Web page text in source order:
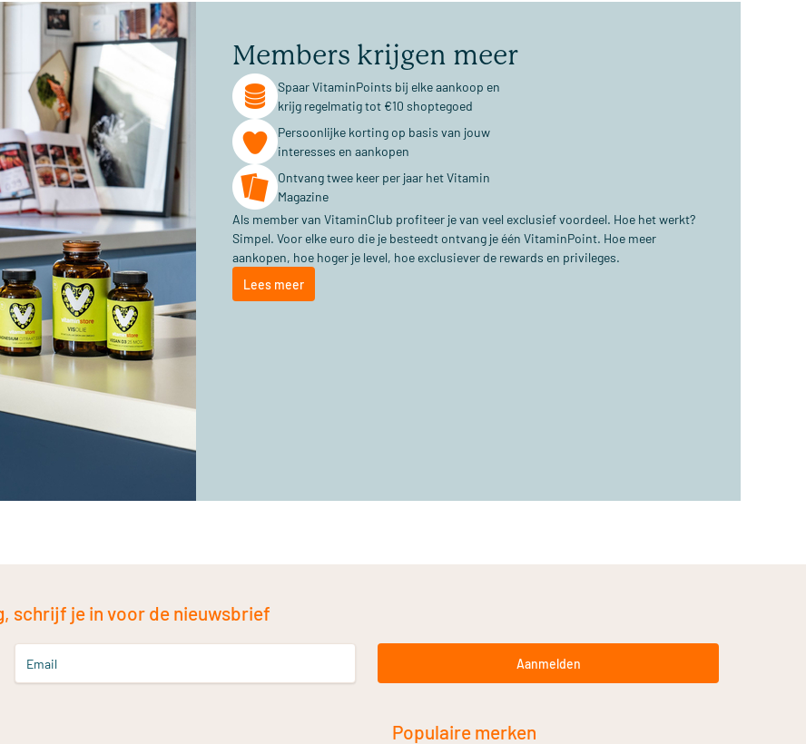
Members krijgen meer
Spaar VitaminPoints bij elke aankoop en
krijg regelmatig tot €10 shoptegoed
Persoonlijke korting op basis van jouw
interesses en aankopen
Ontvang twee keer per jaar het Vitamin
Magazine
Als member van VitaminClub profiteer je van veel exclusief voordeel. Hoe het werkt?
Simpel. Voor elke euro die je besteedt ontvang je één VitaminPoint. Hoe meer
aankopen, hoe hoger je level, hoe exclusiever de rewards en privileges.
Lees meer
schrijf je in voor de nieuwsbrief
Email Aanmelden
Populaire merken